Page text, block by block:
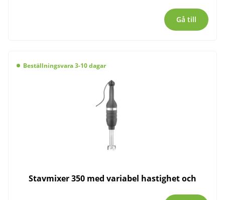
Gå till
Beställningsvara 3-10 dagar
Stavmixer 350 med variabel hastighet och